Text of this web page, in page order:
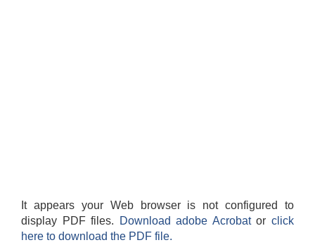
It appears your Web browser is not configured to
display PDF files.
Download adobe Acrobatorclick
here to download the PDF file.